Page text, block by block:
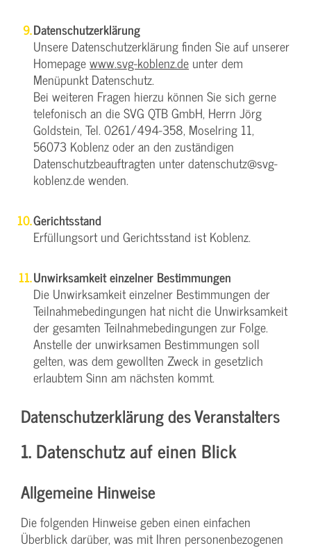
Datenschutzerklärung
Unsere Datenschutzerklärung finden Sie auf unserer
Homepagewww.svg-koblenz.de unter dem
Menüpunkt Datenschutz.
Bei weiteren Fragen hierzu können Sie sich gerne
telefonisch an die SVG QTB GmbH, Herrn Jörg
Goldstein, Tel. 0261/494-358, Moselring 11,
56073 Koblenz oder an den zuständigen
Datenschutzbeauftragten unter datenschutz@svg-
koblenz.de wenden.
Gerichtsstand
Erfüllungsort und Gerichtsstand ist Koblenz.
Unwirksamkeit einzelner Bestimmungen
Die Unwirksamkeit einzelner Bestimmungen der
Teilnahmebedingungen hat nicht die Unwirksamkeit
der gesamten Teilnahmebedingungen zur Folge.
Anstelle der unwirksamen Bestimmungen soll
gelten, was dem gewollten Zweck in gesetzlich
erlaubtem Sinn am nächsten kommt.
Datenschutzerklärung des Veranstalters
1. Datenschutz auf einen Blick
Allgemeine Hinweise
Die folgenden Hinweise geben einen einfachen
Überblick darüber, was mit Ihren personenbezogenen